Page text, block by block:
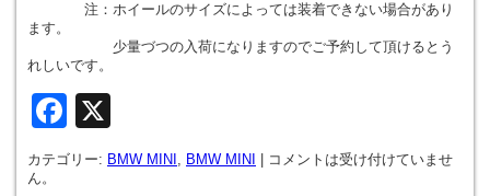
注：ホイールのサイズによっては装着できない場合があり
ます。
少量づつの入荷になりますのでご予約して頂けるとう
れしいです。
Facebook
カテゴリー: BMW MINI , BMW MINI
コメントは受け付けていませ
ん。